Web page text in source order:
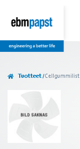
Tuotteet /Cellgummilist